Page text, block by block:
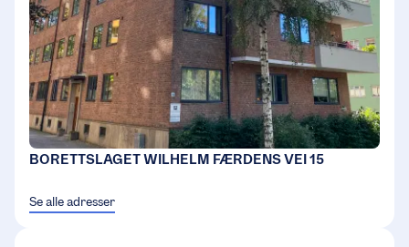
BORETTSLAGET WILHELM FÆRDENS VEI 15
Se alle adresser